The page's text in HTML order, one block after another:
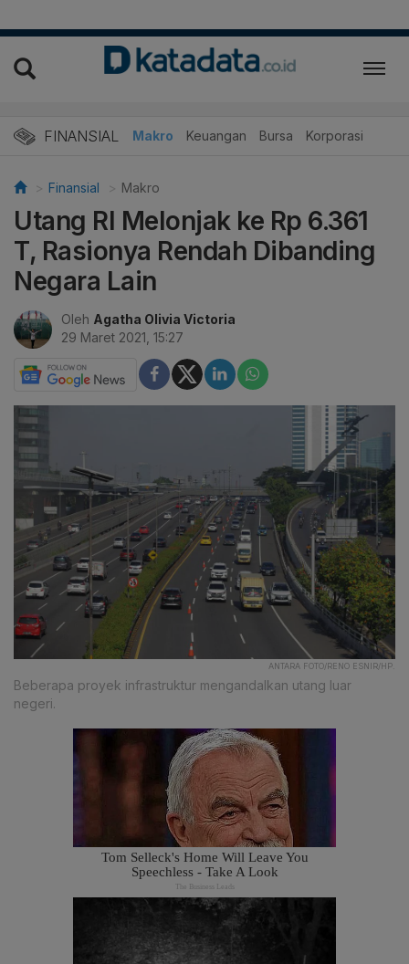
FINANSIAL Makro Keuangan Bursa Korporasi
Finansial Makro
Utang RI Melonjak ke Rp 6.361
T, Rasionya Rendah Dibanding
Negara Lain
Oleh Agatha Olivia Victoria
29 Maret 2021, 15:27
ANTARA FOTO/RENO ESNIR/HP.
Beberapa proyek infrastruktur mengandalkan utang luar
negeri.